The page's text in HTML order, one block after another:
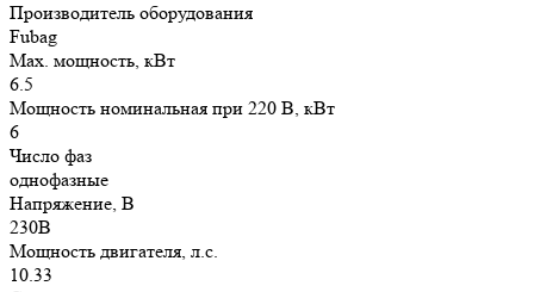
Производитель оборудования
Fubag
Max. мощность, кВт
6.5
Мощность номинальная при 220 В, кВт
6
Число фаз
однофазные
Напряжение, В
230В
Мощность двигателя, л.с.
10.33